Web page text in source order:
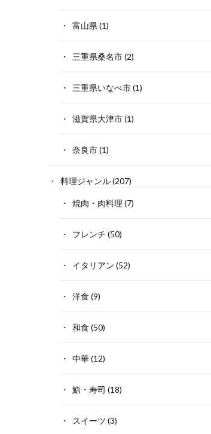
富山県 (1)
三重県桑名市(2)
三重県いなべ市(1)
滋賀県大津市(1)
奈良市(1)
料理ジャンル(207)
焼肉・肉料理 (7)
フレンチ (50)
イタリアン (52)
洋食 (9)
和食 (50)
中華(12)
鮨・寿司 (18)
スイーツ (3)